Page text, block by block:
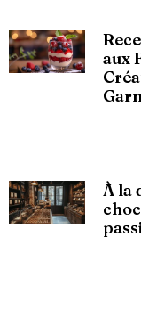
aux
À la